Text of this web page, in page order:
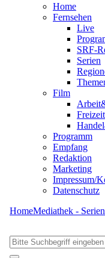
Home
Fernsehen
Live
SRF-
Serien
Film
Programm
Empfang
Redaktion
Marketing
Impressum/
Datenschutz
HomeMediathek - Serien